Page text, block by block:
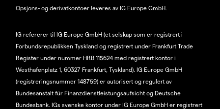
Opsjons- og derivatkontoer leveres av IG Europe GmbH.
IG refererer til IG Europe GmbH (et selskap som er registrert i
Forbundsrepublikken Tyskland og registrert under Frankfurt Trade
Register under nummer HRB 115624 med registrert kontor i
Westhafenplatz 1, 60327 Frankfurt, Tyskland). IG Europe GmbH
(registreringsnummer 148759) er autorisert og regulert av
Bundesanstalt für Finanzdienstleistungsaufsicht og Deutsche
Bundesbank. IGs svenske kontor under IG Europe GmbH er registrert